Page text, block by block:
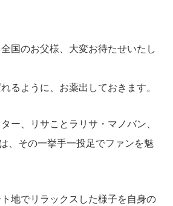
国のお父様、大変お待たせいたし
るように、お薬出しておきます。
ー、リサことラリサ・マノバン、
、その一挙手一投足でファンを魅
地でリラックスした様子を自身の